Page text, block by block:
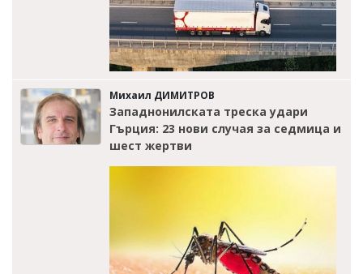
Михаил ДИМИТРОВ
Западнонилската треска удари
Гърция: 23 нови случая за седмица и
шест жертви